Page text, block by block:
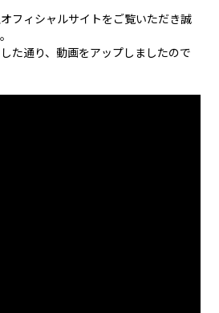
フィシャルサイトをご覧いただき誠
た通り、動画をアップしましたので